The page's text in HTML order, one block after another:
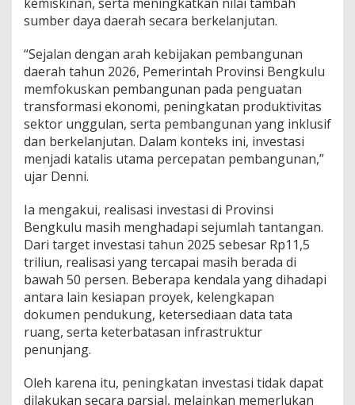
sumber daya daerah secara berkelanjutan.
“Sejalan dengan arah kebijakan pembangunan
daerah tahun 2026, Pemerintah Provinsi Bengkulu
memfokuskan pembangunan pada penguatan
transformasi ekonomi, peningkatan produktivitas
sektor unggulan, serta pembangunan yang inklusif
dan berkelanjutan. Dalam konteks ini, investasi
menjadi katalis utama percepatan pembangunan,”
ujar Denni.
Ia mengakui, realisasi investasi di Provinsi
Bengkulu masih menghadapi sejumlah tantangan.
Dari target investasi tahun 2025 sebesar Rp11,5
triliun, realisasi yang tercapai masih berada di
bawah 50 persen. Beberapa kendala yang dihadapi
antara lain kesiapan proyek, kelengkapan
dokumen pendukung, ketersediaan data tata
ruang, serta keterbatasan infrastruktur
penunjang.
Oleh karena itu, peningkatan investasi tidak dapat
dilakukan secara parsial, melainkan memerlukan